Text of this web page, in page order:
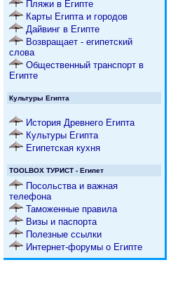
Пляжи в Египте
Карты Египта и городов
Дайвинг в Египте
Возвращает - египетский
слова
Общественный транспорт в
Египте
Культуры Египта
История Древнего Египта
Культуры Египта
Египетская кухня
TOOLBOX ТУРИСТ - Египет
Посольства и важная
телефона
Таможенные правила
Визы и паспорта
Полезные ссылки
Интернет-форумы о Египте